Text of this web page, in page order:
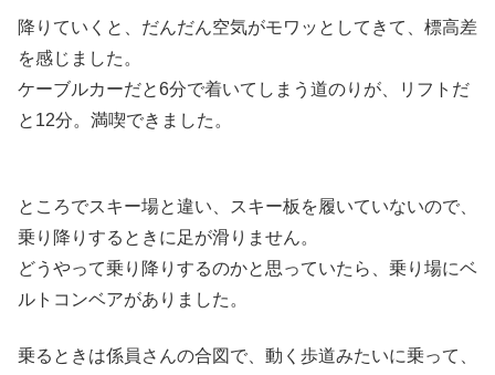
降りていくと、だんだん空気がモワッとしてきて、標高差
を感じました。
ケーブルカーだと6分で着いてしまう道のりが、リフトだ
と12分。満喫できました。
ところでスキー場と違い、スキー板を履いていないので、
乗り降りするときに足が滑りません。
どうやって乗り降りするのかと思っていたら、乗り場にベ
ルトコンベアがありました。
乗るときは係員さんの合図で、動く歩道みたいに乗って、